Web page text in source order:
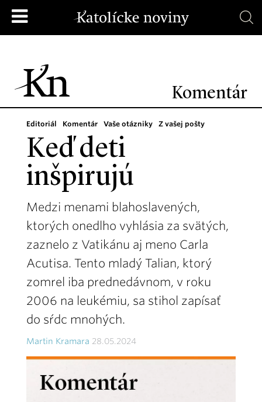
Komentár
Editoriál Komentár Vaše otázniky Z vašej pošty
Keď deti
inšpirujú
Medzi menami blahoslavených,
ktorých onedlho vyhlásia za svätých,
zaznelo z Vatikánu aj meno Carla
Acutisa. Tento mladý Talian, ktorý
zomrel iba prednedávnom, v roku
2006 na leukémiu, sa stihol zapísať
do sŕdc mnohých.
Martin Kramara 28.05.2024